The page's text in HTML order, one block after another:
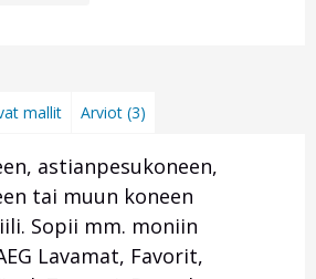
mallit Arviot (3)
astianpesukoneen,
tai muun koneen
Sopii mm. moniin
Lavamat, Favorit,